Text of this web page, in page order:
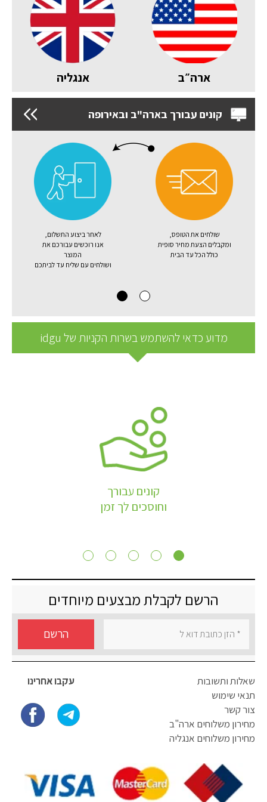
ארה״ב אנגליה
קונים עבורך בארה"ב ובאירופה
שולחים את הטופס,
ומקבלים הצעת מחיר סופית
כולל הכל עד הבית
לאחר ביצוע התשלום,
אנו רוכשים עבורכם את
המוצר
ושולחים עם שליח עד לביתכם
מדוע כדאי להשתמש בשרות הקניות של idgu
קונים עבורך
וחוסכים לך זמן
הרשם לקבלת מבצעים מיוחדים
הרשם
עקבו אחרינו
שאלות ותשובות
תנאי שימוש
צור קשר
מחירון משלוחים ארה"ב
מחירון משלוחים אנגליה